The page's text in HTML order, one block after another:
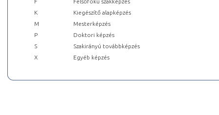
F
Felsőfokú szakképzés
K
Kiegészítő alapképzés
M
Mesterképzés
P
Doktori képzés
S
Szakirányú továbbképzés
X
Egyéb képzés